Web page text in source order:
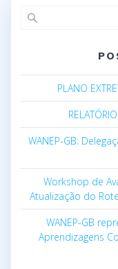
PLANO
WANEP-GB:
Workshop de
Atualização do
WANEP-GB
Aprendizagens